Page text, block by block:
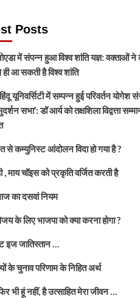
Posts
में संपन्न हुआ विश्व शांति यज्ञ: वक्ताओं ने
आ सकती है विश्व शांति
यूनिवर्सिटी में सम्पन्न हुई परिवर्तन योगेश
सभा’: डॉ आर्य को तक्षशिला विद्वत्ता
से कम्युनिस्ट आंदोलन विदा हो गया है ?
, माय चॉइस को प्रकृति वर्जित करती है
का दसवां नियम
के लिए भाजपा को क्या करना होगा ?
इज जातिस्तान …
के चुनाव परिणाम के निहित अर्थ
भी हूं नहीं, है उत्साहित मेरा जीवन …